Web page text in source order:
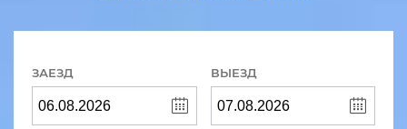
ЗАЕЗД ВЫЕЗД